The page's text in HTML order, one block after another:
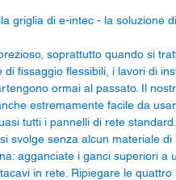
griglia di e-intec - la soluzione
soprattutto quando si
di fissaggio flessibili, i lavori di
ormai al passato. Il
estremamente facile da
tutti i pannelli di rete
svolge senza alcun materiale
agganciate i ganci superiori a
in rete. Ripiegare le